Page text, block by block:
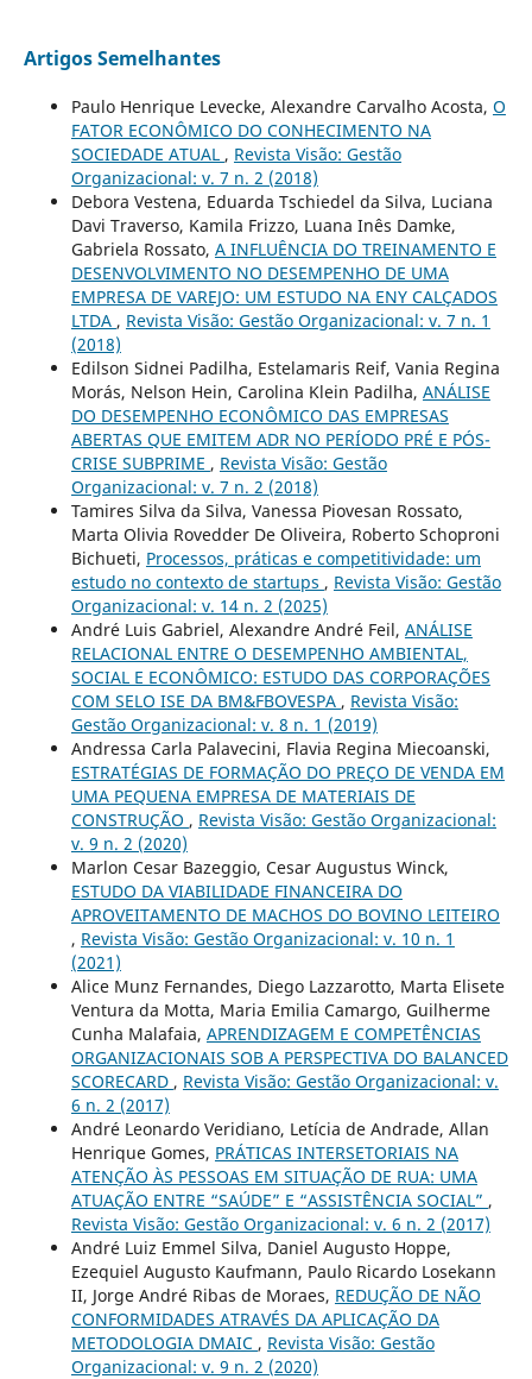
Artigos Semelhantes
Paulo Henrique Levecke, Alexandre Carvalho Acosta, O
FATOR ECONÔMICO DO CONHECIMENTO NA
SOCIEDADE ATUAL , Revista Visão: Gestão
Organizacional: v. 7 n. 2 (2018)
Debora Vestena, Eduarda Tschiedel da Silva, Luciana
Davi Traverso, Kamila Frizzo, Luana Inês Damke,
Gabriela Rossato, A INFLUÊNCIA DO TREINAMENTO E
DESENVOLVIMENTO NO DESEMPENHO DE UMA
EMPRESA DE VAREJO: UM ESTUDO NA ENY CALÇADOS
LTDA , Revista Visão: Gestão Organizacional: v. 7 n. 1
(2018)
Edilson Sidnei Padilha, Estelamaris Reif, Vania Regina
Morás, Nelson Hein, Carolina Klein Padilha, ANÁLISE
DO DESEMPENHO ECONÔMICO DAS EMPRESAS
ABERTAS QUE EMITEM ADR NO PERÍODO PRÉ E PÓS-
CRISE SUBPRIME , Revista Visão: Gestão
Organizacional: v. 7 n. 2 (2018)
Tamires Silva da Silva, Vanessa Piovesan Rossato,
Marta Olivia Rovedder De Oliveira, Roberto Schoproni
Bichueti, Processos, práticas e competitividade: um
estudo no contexto de startups , Revista Visão: Gestão
Organizacional: v. 14 n. 2 (2025)
André Luis Gabriel, Alexandre André Feil, ANÁLISE
RELACIONAL ENTRE O DESEMPENHO AMBIENTAL,
SOCIAL E ECONÔMICO: ESTUDO DAS CORPORAÇÕES
COM SELO ISE DA BM&FBOVESPA , Revista Visão:
Gestão Organizacional: v. 8 n. 1 (2019)
Andressa Carla Palavecini, Flavia Regina Miecoanski,
ESTRATÉGIAS DE FORMAÇÃO DO PREÇO DE VENDA EM
UMA PEQUENA EMPRESA DE MATERIAIS DE
CONSTRUÇÃO , Revista Visão: Gestão Organizacional:
v. 9 n. 2 (2020)
Marlon Cesar Bazeggio, Cesar Augustus Winck,
ESTUDO DA VIABILIDADE FINANCEIRA DO
APROVEITAMENTO DE MACHOS DO BOVINO LEITEIRO
, Revista Visão: Gestão Organizacional: v. 10 n. 1
(2021)
Alice Munz Fernandes, Diego Lazzarotto, Marta Elisete
Ventura da Motta, Maria Emilia Camargo, Guilherme
Cunha Malafaia, APRENDIZAGEM E COMPETÊNCIAS
ORGANIZACIONAIS SOB A PERSPECTIVA DO BALANCED
SCORECARD , Revista Visão: Gestão Organizacional: v.
6 n. 2 (2017)
André Leonardo Veridiano, Letícia de Andrade, Allan
Henrique Gomes, PRÁTICAS INTERSETORIAIS NA
ATENÇÃO ÀS PESSOAS EM SITUAÇÃO DE RUA: UMA
ATUAÇÃO ENTRE “SAÚDE” E “ASSISTÊNCIA SOCIAL” ,
Revista Visão: Gestão Organizacional: v. 6 n. 2 (2017)
André Luiz Emmel Silva, Daniel Augusto Hoppe,
Ezequiel Augusto Kaufmann, Paulo Ricardo Losekann
II, Jorge André Ribas de Moraes, REDUÇÃO DE NÃO
CONFORMIDADES ATRAVÉS DA APLICAÇÃO DA
METODOLOGIA DMAIC , Revista Visão: Gestão
Organizacional: v. 9 n. 2 (2020)